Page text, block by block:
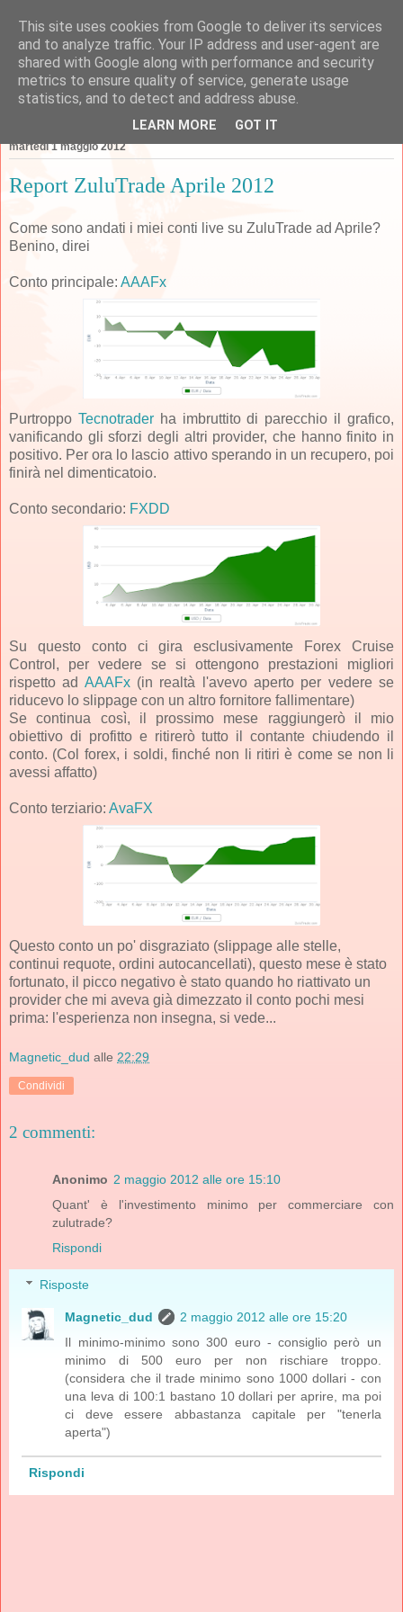
Forexperimenti
martedì 1 maggio 2012
Report ZuluTrade Aprile 2012
Come sono andati i miei conti live su ZuluTrade ad Aprile?
Benino, direi
Conto principale: AAAFx
Purtroppo Tecnotraderha imbruttito di parecchio il grafico,
vanificando gli sforzi degli altri provider, che hanno finito in
positivo. Per ora lo lascio attivo sperando in un recupero, poi
finirà nel dimenticatoio.
Conto secondario: FXDD
Su questo conto ci gira esclusivamente Forex Cruise
Control, per vedere se si ottengono prestazioni migliori
rispetto ad AAAFx(in realtà l'avevo aperto per vedere se
riducevo lo slippage con un altro fornitore fallimentare)
Se continua così, il prossimo mese raggiungerò il mio
obiettivo di profitto e ritirerò tutto il contante chiudendo il
conto. (Col forex, i soldi, finché non li ritiri è come se non li
avessi affatto)
Conto terziario: AvaFX
Questo conto un po' disgraziato (slippage alle stelle,
continui requote, ordini autocancellati), questo mese è stato
fortunato, il picco negativo è stato quando ho riattivato un
provider che mi aveva già dimezzato il conto pochi mesi
prima: l'esperienza non insegna, si vede...
Magnetic_dud alle 22:29
Condividi
2 commenti:
Anonimo 2 maggio 2012 alle ore 15:10
Quant' è l'investimento minimo per commerciare con
zulutrade?
Rispondi
Risposte
Magnetic_dud
2 maggio 2012 alle ore 15:20
Il minimo-minimo sono 300 euro - consiglio però un
minimo di 500 euro per non rischiare troppo.
(considera che il trade minimo sono 1000 dollari - con
una leva di 100:1 bastano 10 dollari per aprire, ma poi
ci deve essere abbastanza capitale per "tenerla
aperta")
Rispondi
This site uses cookies from Google to deliver its services
and to analyze traffic. Your IP address and user-agent are
shared with Google along with performance and security
metrics to ensure quality of service, generate usage
statistics, and to detect and address abuse.
LEARN MORE GOT IT